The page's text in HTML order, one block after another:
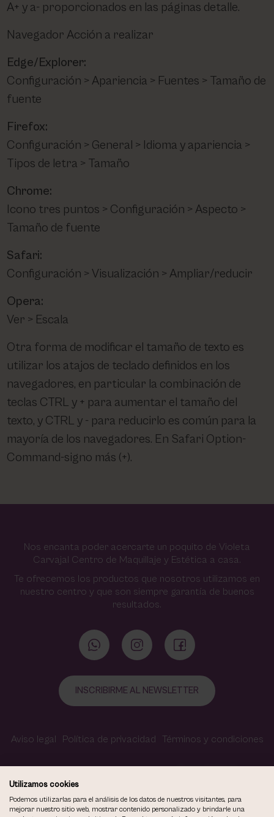
A+ y a- proporcionados en las páginas detalle.
Navegador Acción a realizar
Edge/Explorer:
Configuración > Apariencia > Fuentes > Tamaño de
fuente
Firefox:
Configuración > General > Idioma y apariencia >
Tipos de letra > Tamaño
Chrome:
Icono tres puntos > Configuración > Aspecto >
Tamaño de fuente
Safari:
Configuración > Visualización > Ampliar/reducir
Opera:
Ver > Escala
Otra forma de modificar el tamaño de texto es
utilizar los atajos de teclado definidos en los
navegadores, en particular la combinación de
teclas CTRL y + para aumentar el tamaño del
texto, y CTRL y - para reducirlo es común para la
mayoría de los navegadores. En Safari Option-
Command-signo más (+).
Nos encanta poder acercarte un poquito de Violeta
Carvajal Centro de Maquillaje y Estética a casa.
Te ofrecemos los productos que nosotros utilizamos en
nuestro centro y que son siempre garantía de buenos
resultados.
INSCRIBIRME AL NEWSLETTER
Aviso legal Política de privacidad Términos y condiciones
Política de cookies Contacto Accesibilidad
Utilizamos cookies
Podemos utilizarlas para el análisis de los datos de nuestros visitantes, para
mejorar nuestro sitio web, mostrar contenido personalizado y brindarle una